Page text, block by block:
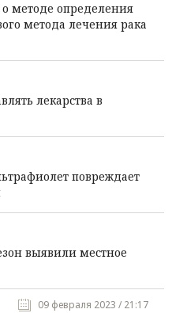
методе определения
метода лечения рака
лекарства в
повреждает
выявили местное
09 февраля 2023 / 21:17